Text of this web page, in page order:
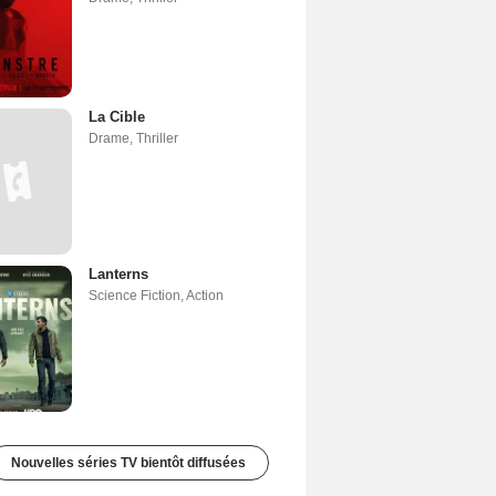
La Cible
Drame, Thriller
Lanterns
Science Fiction,Action
Nouvelles séries TV bientôt diffusées